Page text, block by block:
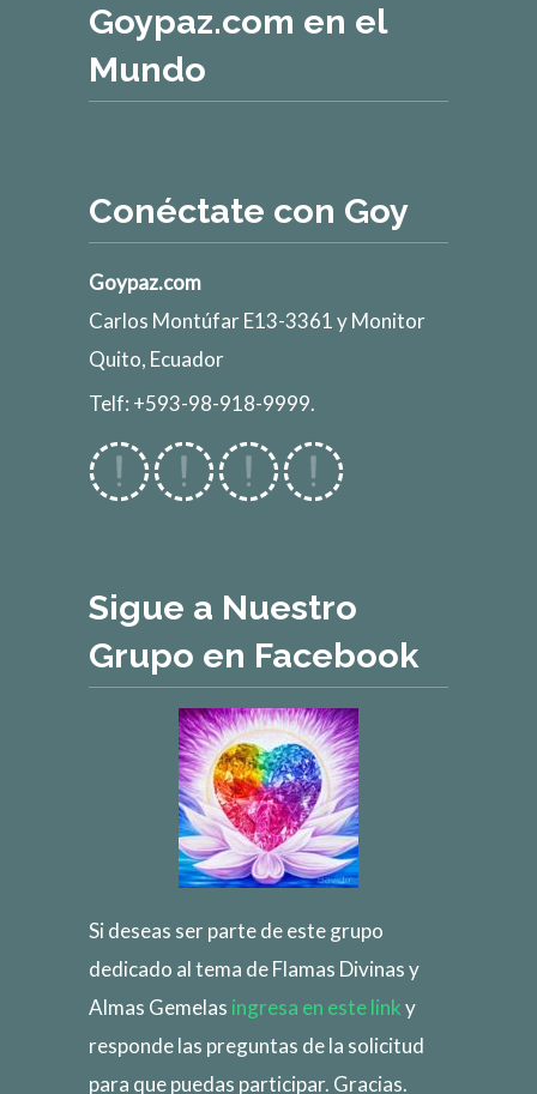
Goypaz.com en el
Mundo
Conéctate con Goy
Goypaz.com
Carlos Montúfar E13-3361 y Monitor
Quito, Ecuador
Telf: +593-98-918-9999.
Sigue a Nuestro
Grupo en Facebook
Si deseas ser parte de este grupo
dedicado al tema de Flamas Divinas y
Almas Gemelas ingresa en este linky
responde las preguntas de la solicitud
para que puedas participar. Gracias.